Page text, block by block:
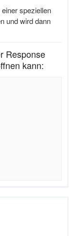
speziellen
und wird dann
Response
kann: